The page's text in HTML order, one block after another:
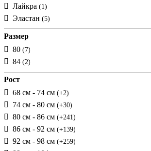
Лайкра (1)
Эластан (5)
Размер
80 (7)
84 (2)
Рост
68 см - 74 см (+2)
74 см - 80 см (+30)
80 см - 86 см (+241)
86 см - 92 см (+139)
92 см - 98 см (+259)